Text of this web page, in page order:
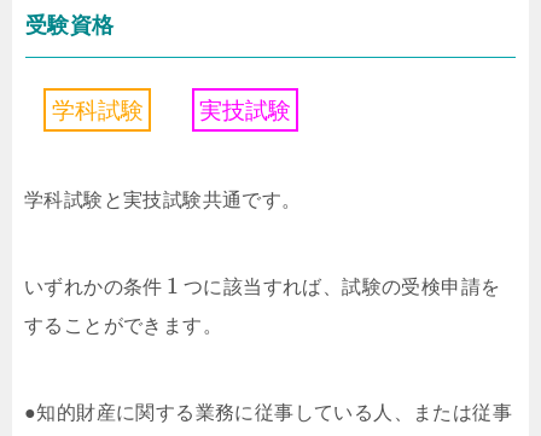
受験資格
学科試験 実技試験
学科試験と実技試験共通です。
いずれかの条件 1 つに該当すれば、試験の受検申請を
することができます。
●知的財産に関する業務に従事している人、または従事